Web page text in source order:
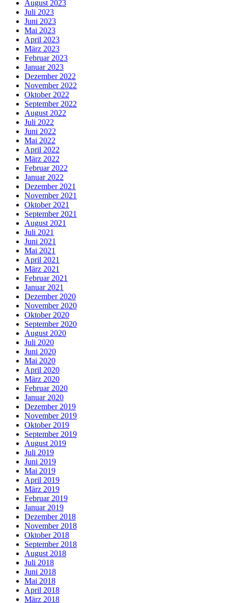
August 2023
Juli 2023
Juni 2023
Mai 2023
April 2023
März 2023
Februar 2023
Januar 2023
Dezember 2022
November 2022
Oktober 2022
September 2022
August 2022
Juli 2022
Juni 2022
Mai 2022
April 2022
März 2022
Februar 2022
Januar 2022
Dezember 2021
November 2021
Oktober 2021
September 2021
August 2021
Juli 2021
Juni 2021
Mai 2021
April 2021
März 2021
Februar 2021
Januar 2021
Dezember 2020
November 2020
Oktober 2020
September 2020
August 2020
Juli 2020
Juni 2020
Mai 2020
April 2020
März 2020
Februar 2020
Januar 2020
Dezember 2019
November 2019
Oktober 2019
September 2019
August 2019
Juli 2019
Juni 2019
Mai 2019
April 2019
März 2019
Februar 2019
Januar 2019
Dezember 2018
November 2018
Oktober 2018
September 2018
August 2018
Juli 2018
Juni 2018
Mai 2018
April 2018
März 2018